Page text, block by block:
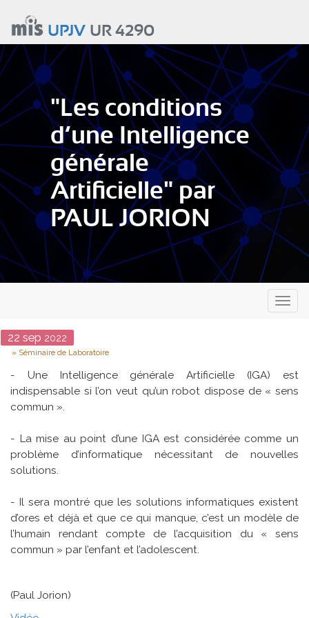
contenu
principal
UPJVUR 4290
"Les conditions
d’une Intelligence
générale
Artificielle" par
PAUL JORION
Date
22 sep 2022
Type
Séminaire de Laboratoire
- Une Intelligence générale Artificielle (IGA) est
indispensable si l’on veut qu’un robot dispose de « sens
commun ».
- La mise au point d’une IGA est considérée comme un
problème d’informatique nécessitant de nouvelles
solutions.
- Il sera montré que les solutions informatiques existent
d’ores et déjà et que ce qui manque, c’est un modèle de
l’humain rendant compte de l’acquisition du « sens
commun » par l’enfant et l’adolescent.
(Paul Jorion)